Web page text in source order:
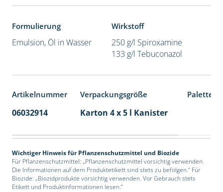
Formulierung
Emulsion, Öl in Wasser
Wirkstoff
250 g/l Spiroxamine
133 g/l Tebuconazol
Artikelnummer Verpackungsgröße
06032914 Karton 4 x 5 l Kanister
Wichtiger Hinweis für Pflanzenschutzmittel und Biozide
Für Pflanzenschutzmittel: „Pflanzenschutzmittel vorsichtig verwenden.
Die Informationen auf dem Produktetikett sind stets zu befolgen.“ Für
Biozide: „Biozidprodukte vorsichtig verwenden. Vor Gebrauch stets
Etikett und Produktinformationen lesen.“